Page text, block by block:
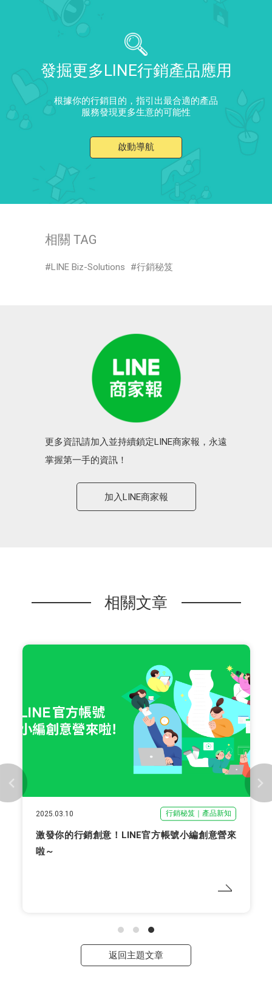
發掘更多LINE行銷產品應用
根據你的行銷目的，指引出最合適的產品
服務發現更多生意的可能性
啟動導航
相關 TAG
LINE Biz-Solutions 行銷秘笈
更多資訊請加入並持續鎖定LINE商家報，永遠
掌握第一手的資訊！
加入LINE商家報
相關文章
2025.03.10 行銷秘笈｜產品新知
激發你的行銷創意！LINE官方帳號小編創意營來
啦～
返回主題文章